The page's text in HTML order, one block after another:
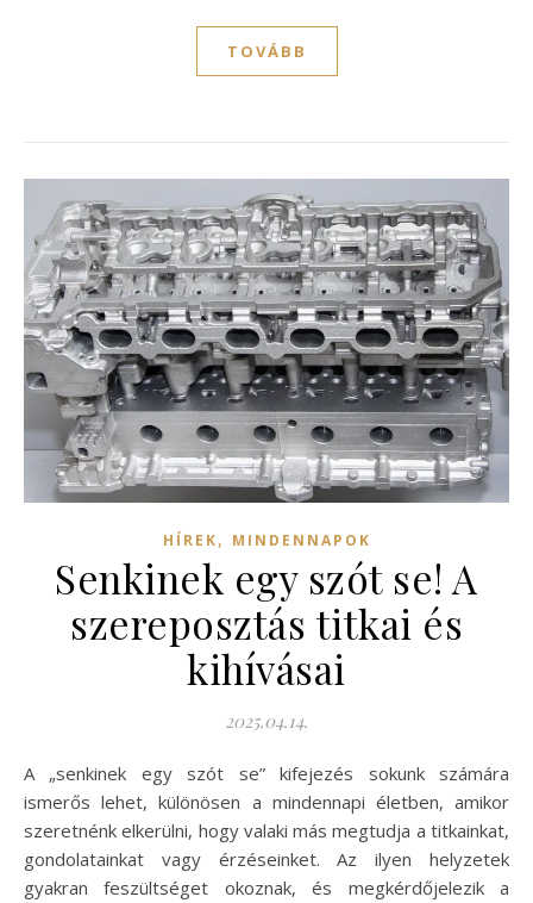
TOVÁBB
HÍREK, MINDENNAPOK
Senkinek egy szót se! A
szereposztás titkai és
kihívásai
2025.04.14.
A „senkinek egy szót se” kifejezés sokunk számára
ismerős lehet, különösen a mindennapi életben, amikor
szeretnénk elkerülni, hogy valaki más megtudja a titkainkat,
gondolatainkat vagy érzéseinket. Az ilyen helyzetek
gyakran feszültséget okoznak, és megkérdőjelezik a